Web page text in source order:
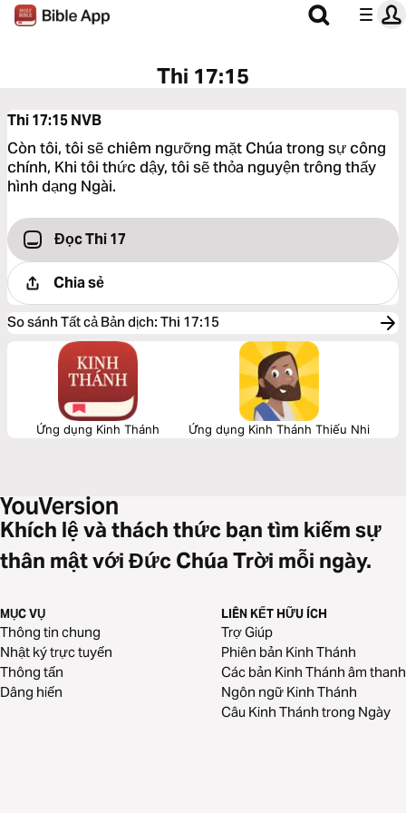
Thi 17:15
Thi 17:15NVB
Còn tôi, tôi sẽ chiêm ngưỡng mặt Chúa trong sự công
chính, Khi tôi thức dậy, tôi sẽ thỏa nguyện trông thấy
hình dạng Ngài.
Đọc Thi 17
Chia sẻ
So sánh Tất cả Bản dịch: Thi 17:15
Ứng dụng Kinh Thánh Ứng dụng Kinh Thánh Thiếu Nhi
Khích lệ và thách thức bạn tìm kiếm sự
thân mật với Đức Chúa Trời mỗi ngày.
MỤC VỤ
Thông tin chung
Nhật ký trực tuyến
Thông tấn
Dâng hiến
LIÊN KẾT HỮU ÍCH
Trợ Giúp
Phiên bản Kinh Thánh
Các bản Kinh Thánh âm thanh
Ngôn ngữ Kinh Thánh
Câu Kinh Thánh trong Ngày